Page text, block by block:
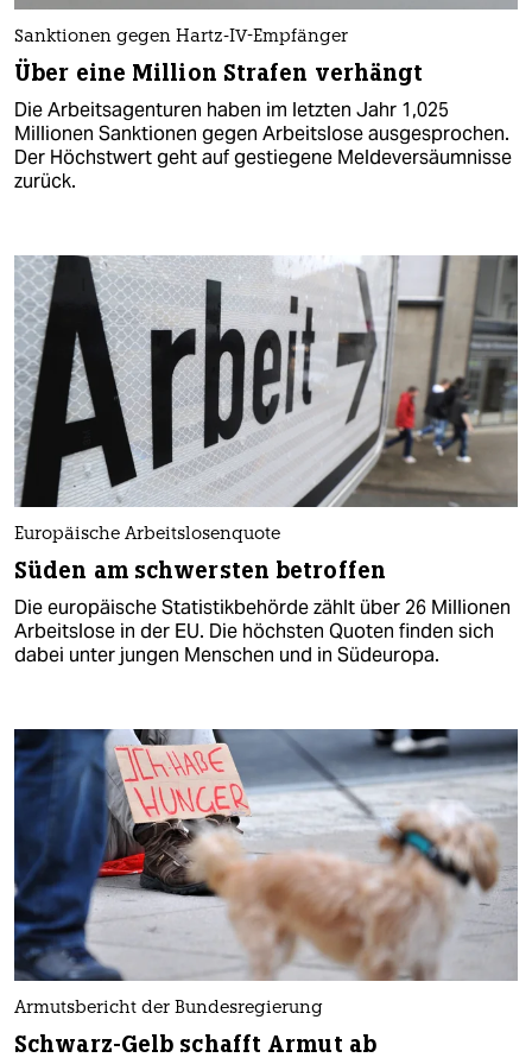
Sanktionen gegen Hartz-IV-Empfänger
Über eine Million Strafen verhängt
Die Arbeitsagenturen haben im letzten Jahr 1,025
Millionen Sanktionen gegen Arbeitslose ausgesprochen.
Der Höchstwert geht auf gestiegene Meldeversäumnisse
zurück.
Europäische Arbeitslosenquote
Süden am schwersten betroffen
Die europäische Statistikbehörde zählt über 26 Millionen
Arbeitslose in der EU. Die höchsten Quoten finden sich
dabei unter jungen Menschen und in Südeuropa.
Armutsbericht der Bundesregierung
Schwarz-Gelb schafft Armut ab